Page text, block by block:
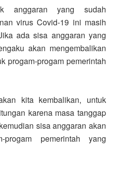
anggaran yang sudah
virus Covid-19 ini masih
ada sisa anggaran yang
akan mengembalikan
progam-progam pemerintah
kita kembalikan, untuk
karena masa tanggap
sisa anggaran akan
progam pemerintah yang